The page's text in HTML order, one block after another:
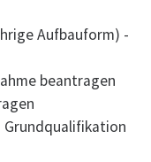
Aufbauform) -
beantragen